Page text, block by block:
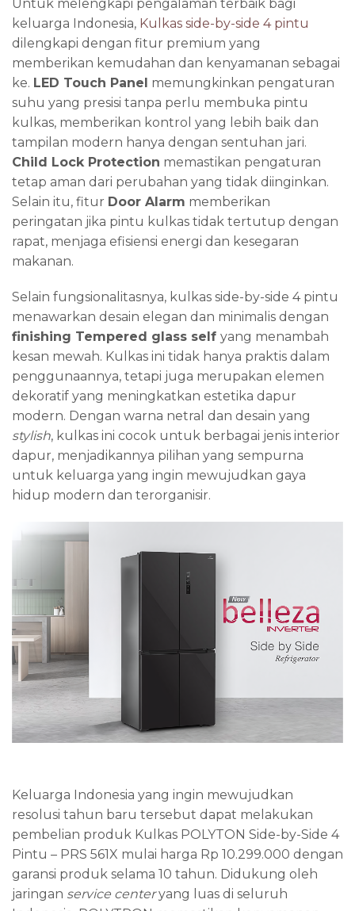
Untuk melengkapi pengalaman terbaik bagi
keluarga Indonesia, Kulkas side-by-side 4 pintu
dilengkapi dengan fitur premium yang
memberikan kemudahan dan kenyamanan sebagai
ke. LED Touch Panel memungkinkan pengaturan
suhu yang presisi tanpa perlu membuka pintu
kulkas, memberikan kontrol yang lebih baik dan
tampilan modern hanya dengan sentuhan jari.
Child Lock Protection memastikan pengaturan
tetap aman dari perubahan yang tidak diinginkan.
Selain itu, fitur Door Alarm memberikan
peringatan jika pintu kulkas tidak tertutup dengan
rapat, menjaga efisiensi energi dan kesegaran
makanan.
Selain fungsionalitasnya, kulkas side-by-side 4 pintu
menawarkan desain elegan dan minimalis dengan
finishing Tempered glass self yang menambah
kesan mewah. Kulkas ini tidak hanya praktis dalam
penggunaannya, tetapi juga merupakan elemen
dekoratif yang meningkatkan estetika dapur
modern. Dengan warna netral dan desain yang
stylish, kulkas ini cocok untuk berbagai jenis interior
dapur, menjadikannya pilihan yang sempurna
untuk keluarga yang ingin mewujudkan gaya
hidup modern dan terorganisir.
Keluarga Indonesia yang ingin mewujudkan
resolusi tahun baru tersebut dapat melakukan
pembelian produk Kulkas POLYTON Side-by-Side 4
Pintu – PRS 561X mulai harga Rp 10.299.000 dengan
garansi produk selama 10 tahun. Didukung oleh
jaringan service centeryang luas di seluruh